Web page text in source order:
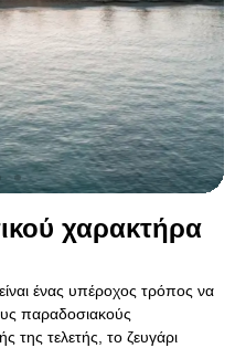
χαρακτήρα
ένας υπέροχος τρόπος να
παραδοσιακούς
της τελετής, το ζευγάρι